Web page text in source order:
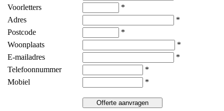
Voorletters
*
Adres
*
Postcode
*
Woonplaats
*
E-mailadres
*
Telefoonnummer
*
Mobiel
*